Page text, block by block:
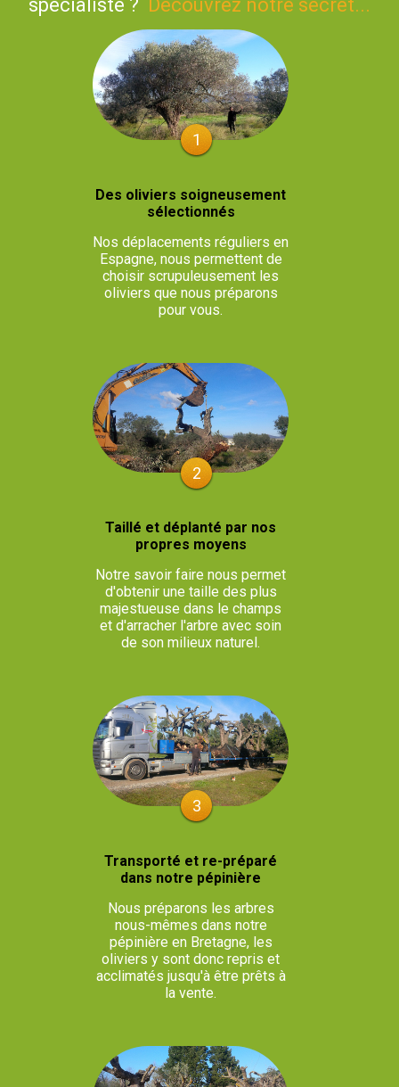
spécialiste ? Découvrez notre secret...
1
Des oliviers soigneusement
sélectionnés
Nos déplacements réguliers en
Espagne, nous permettent de
choisir scrupuleusement les
oliviers que nous préparons
pour vous.
2
Taillé et déplanté par nos
propres moyens
Notre savoir faire nous permet
d'obtenir une taille des plus
majestueuse dans le champs
et d'arracher l'arbre avec soin
de son milieux naturel.
3
Transporté et re-préparé
dans notre pépinière
Nous préparons les arbres
nous-mêmes dans notre
pépinière en Bretagne, les
oliviers y sont donc repris et
acclimatés jusqu'à être prêts à
la vente.